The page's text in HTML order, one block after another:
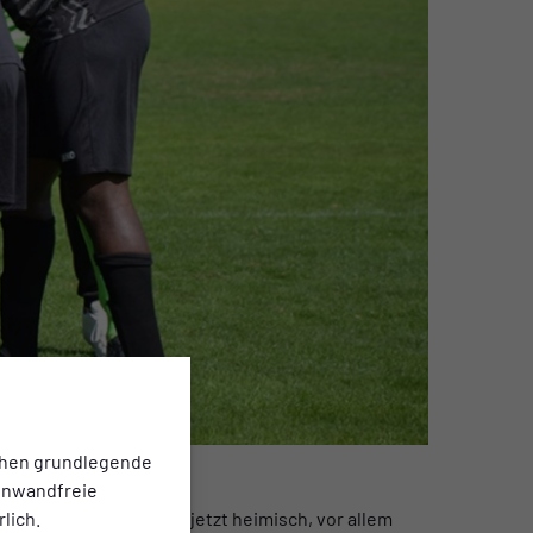
grundlegende
e.V. viele schon jetzt heimisch, vor allem